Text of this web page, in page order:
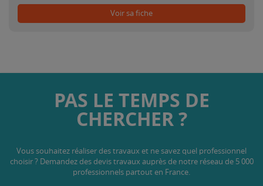
Voir sa fiche
PAS LE TEMPS DE
CHERCHER ?
Vous souhaitez réaliser des travaux et ne savez quel professionnel
choisir ? Demandez des devis travaux auprès de notre réseau de 5 000
professionnels partout en France.